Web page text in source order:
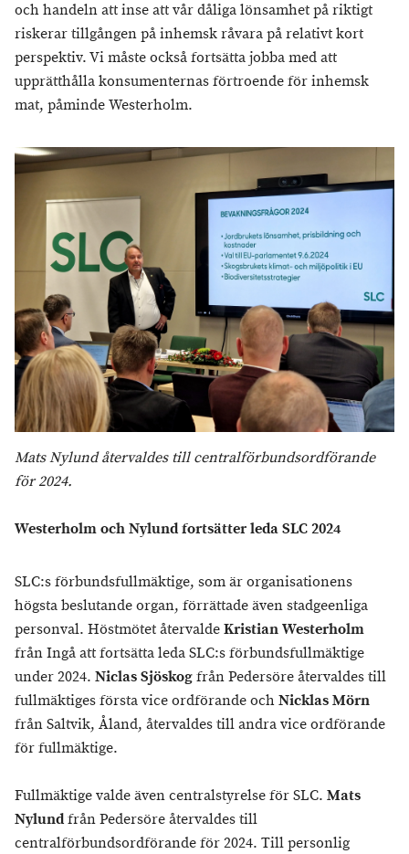
och handeln att inse att vår dåliga lönsamhet på riktigt
riskerar tillgången på inhemsk råvara på relativt kort
perspektiv. Vi måste också fortsätta jobba med att
upprätthålla konsumenternas förtroende för inhemsk
mat, påminde Westerholm.
Mats Nylund återvaldes till centralförbundsordförande
för 2024.
Westerholm och Nylund fortsätter leda SLC 2024
SLC:s förbundsfullmäktige, som är organisationens
högsta beslutande organ, förrättade även stadgeenliga
personval. Höstmötet återvaldeKristian Westerholm
från Ingå att fortsätta leda SLC:s förbundsfullmäktige
under 2024. Niclas Sjöskogfrån Pedersöre återvaldes till
fullmäktiges första vice ordförande ochNicklas Mörn
från Saltvik, Åland, återvaldes till andra vice ordförande
för fullmäktige.
Fullmäktige valde även centralstyrelse för SLC. Mats
Nylundfrån Pedersöre återvaldes till
centralförbundsordförande för 2024. Till personlig